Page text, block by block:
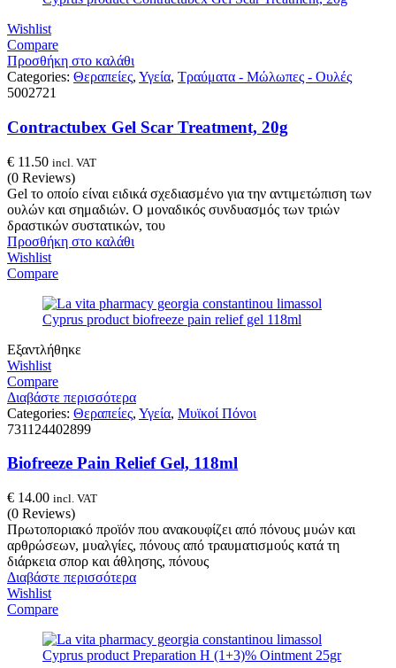
Wishlist
Compare
Προσθήκη στο καλάθι
Categories: Θεραπείες, Υγεία, Τραύματα - Μώλωπες - Ουλές
5002721
Contractubex Gel Scar Treatment, 20g
€ 11.50 incl. VAT
(0 Reviews)
Gel το οποίο είναι ειδικά σχεδιασμένο για την αντιμετώπιση των
ουλών και σημαδιών. Ο μοναδικός συνδυασμός των τριών
δραστικών συστατικών, του
Προσθήκη στο καλάθι
Wishlist
Compare
Εξαντλήθηκε
Wishlist
Compare
Διαβάστε περισσότερα
Categories: Θεραπείες, Υγεία, Μυϊκοί Πόνοι
731124402899
Biofreeze Pain Relief Gel, 118ml
€ 14.00 incl. VAT
(0 Reviews)
Πρωτοποριακό προϊόν που ανακουφίζει από πόνους μυών και
αρθρώσεων, μυαλγίες, πόνους από τραυματισμούς κατά τη
διάρκεια σπορ και άθλησης, πόνους
Διαβάστε περισσότερα
Wishlist
Compare